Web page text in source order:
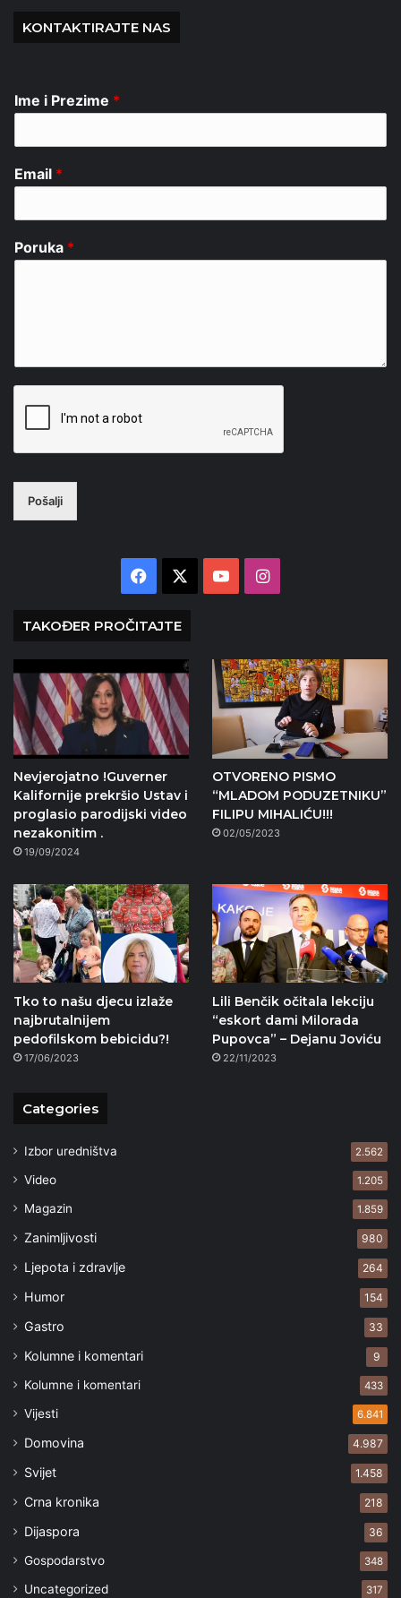
KONTAKTIRAJTE NAS
Ime i Prezime *
Email *
Poruka *
Pošalji
Facebook YouTubeInstagram
TAKOĐER PROČITAJTE
Nevjerojatno !Guverner
Kalifornije prekršio Ustav i
proglasio parodijski video
nezakonitim .
19/09/2024
OTVORENO PISMO
“MLADOM PODUZETNIKU”
FILIPU MIHALIĆU!!!
02/05/2023
Tko to našu djecu izlaže
najbrutalnijem
pedofilskom bebicidu?!
17/06/2023
Lili Benčik očitala lekciju
“eskort dami Milorada
Pupovca” – Dejanu Joviću
22/11/2023
Categories
Izbor uredništva 2.562
Video 1.205
Magazin 1.859
Zanimljivosti 980
Ljepota i zdravlje 264
Humor 154
Gastro 33
Kolumne i komentari 9
Kolumne i komentari 433
Vijesti 6.841
Domovina 4.987
Svijet 1.458
Crna kronika 218
Dijaspora 36
Gospodarstvo 348
Uncategorized 317